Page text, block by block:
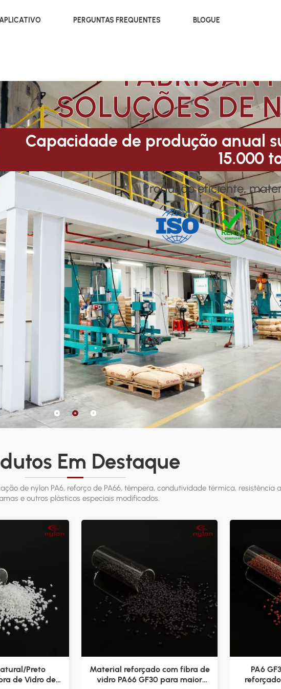
PERGUNTAS FREQUENTES BLOGUE
SOLUÇÕES DE
Capacidade de produção anual
15.000
Produção eficiente,
Em Destaque
de nylon PA6, reforço de PA66, têmpera, condutividade térmica, resistência
e outros plásticos especiais modificados.
Preto
de Vidro de
Material reforçado com fibra de
vidro PA66 GF30 para maior
PA6